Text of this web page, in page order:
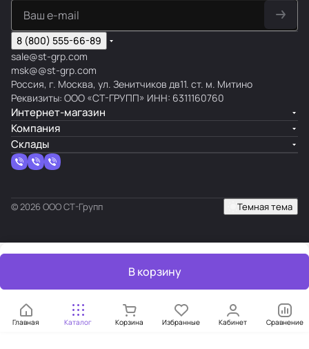
В корзину
Главная Каталог Корзина Избранные Кабинет Сравнение
8 (800) 555-66-89
sale@st-grp.com
msk@@st-grp.com
Россия, г. Москва, ул. Зенитчиков дв11. ст. м. Митино
Реквизиты: ООО «СТ-ГРУПП» ИНН: 6311160760
Интернет-магазин
Компания
Склады
© 2026 ООО СТ-Групп Темная тема